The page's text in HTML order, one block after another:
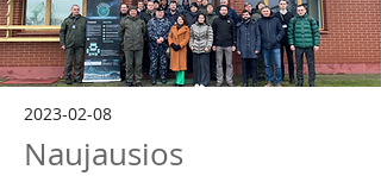
2023-02-08
Naujausios